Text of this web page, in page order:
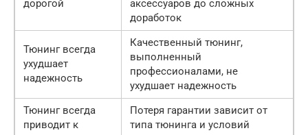
дорогой
аксессуаров до сложных
доработок
Тюнинг всегда
ухудшает
надежность
Качественный тюнинг,
выполненный
профессионалами, не
ухудшает надежность
Тюнинг всегда
приводит к
Потеря гарантии зависит от
типа тюнинга и условий